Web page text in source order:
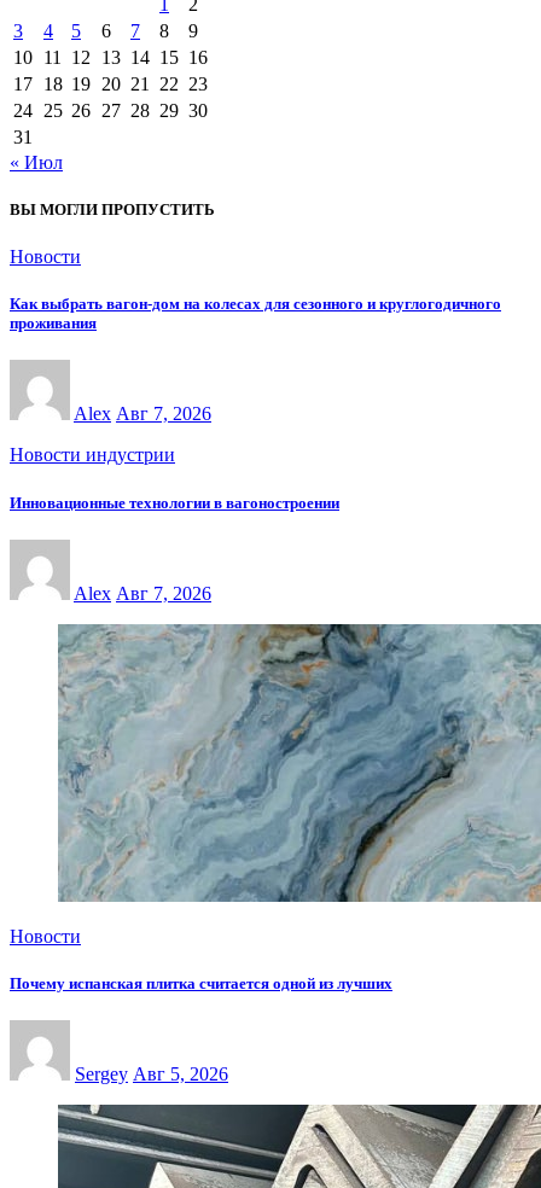
3
4 5 6 7 8
9
10 11 12 13 14 15 16
17 18 19 20 21 22 23
24 25 26 27 28 29 30
31
« Июл
ВЫ МОГЛИ ПРОПУСТИТЬ
Новости
Как выбрать вагон-дом на колесах для сезонного и круглогодичного
проживания
Alex Авг 7, 2026
Новости индустрии
Инновационные технологии в вагоностроении
Alex Авг 7, 2026
Новости
Почему испанская плитка считается одной из лучших
Sergey Авг 5, 2026